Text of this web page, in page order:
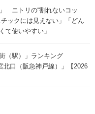
ニトリの“割れないコッ
ックには見えない」「どん
て使いやすい」
（駅）」ランキング
口（阪急神戸線）」【2026